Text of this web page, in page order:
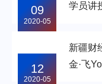
09
2020-05
学员讲
12
2020-05
新疆财
金·飞